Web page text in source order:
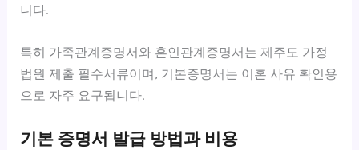
니다.
특히 가족관계증명서와 혼인관계증명서는 제주도 가정
법원 제출 필수서류이며, 기본증명서는 이혼 사유 확인용
으로 자주 요구됩니다.
기본 증명서 발급 방법과 비용